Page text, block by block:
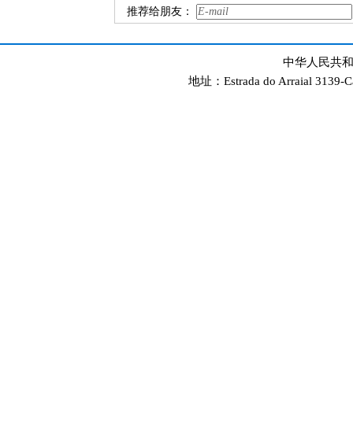
推荐给朋友：
中华人民共
地址：Estrada do Arraial 3139-